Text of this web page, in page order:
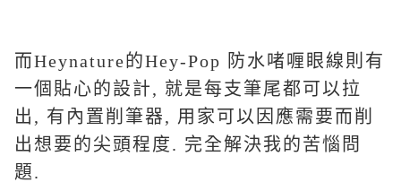
而Heynature的Hey-Pop 防水啫喱眼線則有
一個貼心的設計, 就是每支筆尾都可以拉
出, 有內置削筆器, 用家可以因應需要而削
出想要的尖頭程度. 完全解決我的苦惱問
題.